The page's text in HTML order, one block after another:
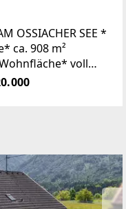
OSSIACHER SEE *
ca. 908 m²
voll
*